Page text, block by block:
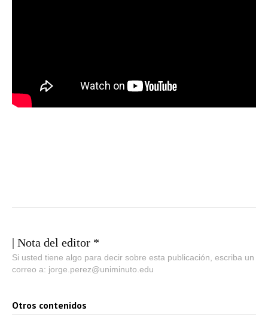
| Nota del editor *
Si usted tiene algo para decir sobre esta publicación, escriba un
correo a: jorge.perez@uniminuto.edu
Otros contenidos